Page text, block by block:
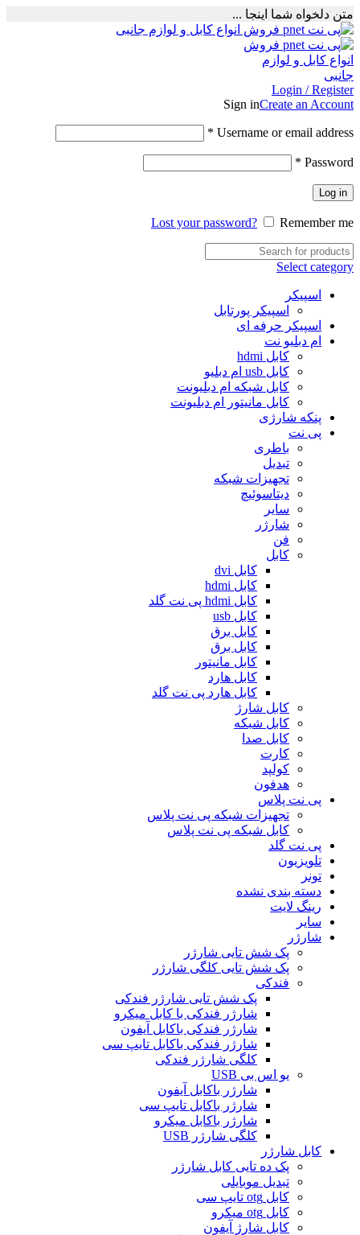
متن دلخواه شما اینجا ...
Login / Register
Sign inCreate an Account
Username or email address
*
Password
*
Log in
Lost your password? Remember me
Select category
اسپیکر
اسپیکر پورتابل
اسپیکر حرفه ای
ام دبلیو نت
کابل hdmi
کابل usb ام دبلیو
کابل شبکه ام دبلیونت
کابل مانیتور ام دبلیونت
پنکه شارژی
پی نت
باطری
تبدیل
تجهیزات شبکه
دیتاسوئیچ
سایر
شارژر
فن
کابل
کابل dvi
کابل hdmi
کابل hdmi پی نت گلد
کابل usb
کابل برق
کابل برق
کابل مانیتور
کابل هارد
کابل هارد پی نت گلد
کابل شارژ
کابل شبکه
کابل صدا
کارت
کولپد
هدفون
پی نت پلاس
تجهیزات شبکه پی نت پلاس
کابل شبکه پی نت پلاس
پی نت گلد
تلویزیون
تونر
دسته بندی نشده
رینگ لایت
سایر
شارژر
پک شش تایی شارژر
پک شش تایی کلگی شارژر
فندکی
پک شش تایی شارژر فندکی
شارژر فندکی با کابل میکرو
شارژر فندکی باکابل آیفون
شارژر فندکی باکابل تایپ سی
کلگی شارژر فندکی
یو اس بی USB
شارژر باکابل آیفون
شارژر باکابل تایپ سی
شارژر باکابل میکرو
کلگی شارژر USB
کابل شارژر
پک ده تایی کابل شارژر
تبدیل موبایلی
کابل otg تایپ سی
کابل otg میکرو
کابل شارژ آیفون